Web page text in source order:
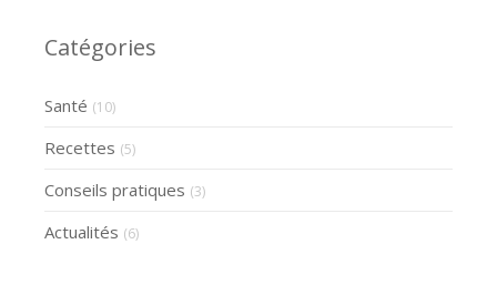
Catégories
Santé (10)
Recettes (5)
Conseils pratiques (3)
Actualités (6)